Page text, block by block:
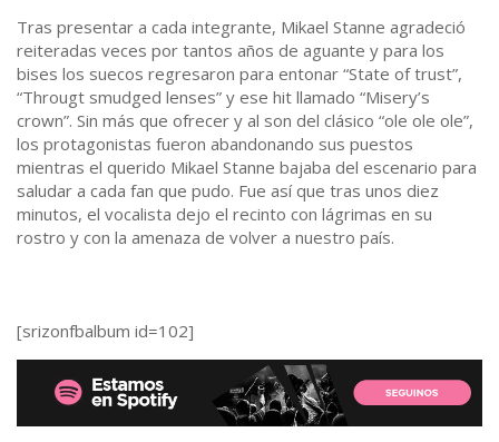
Tras presentar a cada integrante, Mikael Stanne agradeció
reiteradas veces por tantos años de aguante y para los
bises los suecos regresaron para entonar “State of trust”,
“Througt smudged lenses” y ese hit llamado “Misery’s
crown”. Sin más que ofrecer y al son del clásico “ole ole ole”,
los protagonistas fueron abandonando sus puestos
mientras el querido Mikael Stanne bajaba del escenario para
saludar a cada fan que pudo. Fue así que tras unos diez
minutos, el vocalista dejo el recinto con lágrimas en su
rostro y con la amenaza de volver a nuestro país.
[srizonfbalbum id=102]